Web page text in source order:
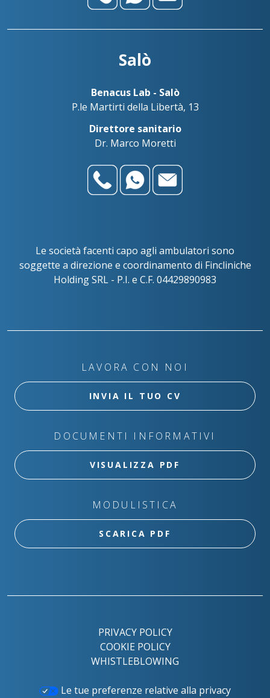
Salò
Benacus Lab - Salò
P.le Martirti della Libertà, 13
Direttore sanitario
Dr. Marco Moretti
Le società facenti capo agli ambulatori sono
soggette a direzione e coordinamento di Fincliniche
Holding SRL - P.I. e C.F. 04429890983
LAVORA CON NOI
INVIA IL TUO CV
DOCUMENTI INFORMATIVI
VISUALIZZA PDF
MODULISTICA
SCARICA PDF
PRIVACY POLICY
COOKIE POLICY
WHISTLEBLOWING
Le tue preferenze relative alla privacy